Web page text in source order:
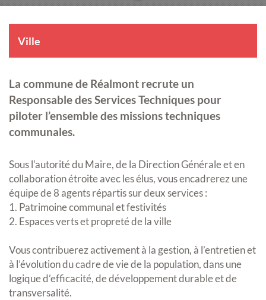
Ville
La commune de Réalmont recrute un
Responsable des Services Techniques pour
piloter l’ensemble des missions techniques
communales.
Sous l'autorité du Maire, de la Direction Générale et en
collaboration étroite avec les élus, vous encadrerez une
équipe de 8 agents répartis sur deux services :
1. Patrimoine communal et festivités
2. Espaces verts et propreté de la ville
Vous contribuerez activement à la gestion, à l’entretien et
à l’évolution du cadre de vie de la population, dans une
logique d’efficacité, de développement durable et de
transversalité.